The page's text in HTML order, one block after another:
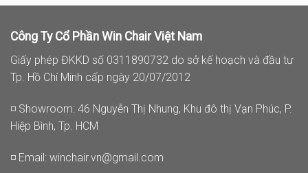
Công Ty Cổ Phần Win Chair Việt Nam
Giấy phép ĐKKD số 0311890732 do sở kế hoạch và đầu tư
Tp. Hồ Chí Minh cấp ngày 20/07/2012
◽ Showroom: 46 Nguyễn Thị Nhung, Khu đô thị Vạn Phúc, P.
Hiệp Bình, Tp. HCM
◽ Email: winchair.vn@gmail.com